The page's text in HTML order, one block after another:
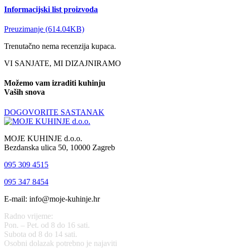
Informacijski list proizvoda
Preuzimanje (614.04KB)
Trenutačno nema recenzija kupaca.
VI SANJATE, MI DIZAJNIRAMO
Možemo vam izraditi kuhinju
Vaših snova
DOGOVORITE SASTANAK
MOJE KUHINJE d.o.o.
Bezdanska ulica 50, 10000 Zagreb
095 309 4515
095 347 8454
E-mail: info@moje-kuhinje.hr
Radno vrijeme:
Pon. – Pet. od 8 do 16 sati.
Subota od 8 do 14 sati.
Osobni dolazak potrebno je najaviti